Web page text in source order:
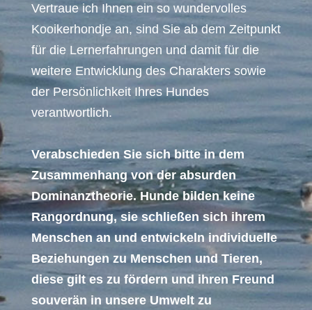
Vertraue ich Ihnen ein so wundervolles
Kooikerhondje an, sind Sie ab dem Zeitpunkt
für die Lernerfahrungen und damit für die
weitere Entwicklung des Charakters sowie
der Persönlichkeit Ihres Hundes
verantwortlich.
Verabschieden Sie sich bitte in dem
Zusammenhang von der absurden
Dominanztheorie. Hunde bilden keine
Rangordnung, sie schließen sich ihrem
Menschen an und entwickeln individuelle
Beziehungen zu Menschen und Tieren,
diese gilt es zu fördern und ihren Freund
souverän in unsere Umwelt zu